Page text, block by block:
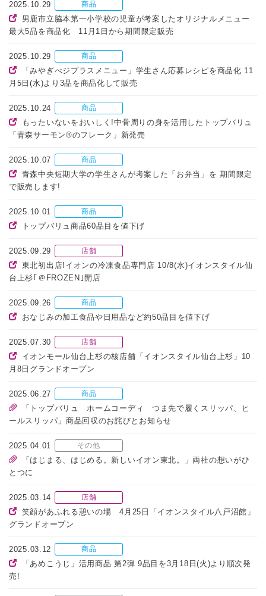
2025.10.29 商品
男鹿市立脇本第一小学校の児童が考案したオリジナルメニュー
最大5品を商品化 11月1日から期間限定販売
2025.10.29 商品
「みやぎべジプラスメニュー」学生さん応募レシピを商品化 11
月5日(水)より3品を商品化して販売
2025.10.24 商品
もったいないをおいしく!中骨周りの身を活用したトップバリュ
「青森サーモン®のフレーク」新発売
2025.10.07 商品
青森中央短期大学の学生さんが考案した「お弁当」を 期間限定
で販売します!
2025.10.01 商品
トップバリュ商品60品目を値下げ
2025.09.29 店舗
東北初出店!イオンの冷凍食品専門店 10/8(水)イオンスタイル仙
台上杉｢＠FROZEN｣開店
2025.09.26 商品
おなじみの加工食品や日用品など約50品目を値下げ
2025.07.30 店舗
イオンモール仙台上杉の核店舗「イオンスタイル仙台上杉」10
月8日グランドオープン
2025.06.27 商品
「トップバリュ ホームコーディ つま先で履くスリッパ、ヒ
ールスリッパ」商品回収のお詫びとお知らせ
2025.04.01 その他
「はじまる、はじめる。新しいイオン東北。」両社の想いがひ
とつに
2025.03.14 店舗
笑顔があふれる憩いの場 4月25日「イオンスタイル八戸沼館」
グランドオープン
2025.03.12 商品
「あめこうじ」活用商品 第2弾 9品目を3月18日(火)より順次発
売!